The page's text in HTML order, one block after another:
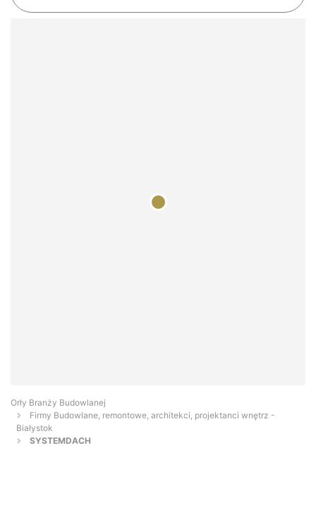
Orły Branży Budowlanej
Firmy Budowlane, remontowe, architekci, projektanci wnętrz -
Białystok
SYSTEMDACH